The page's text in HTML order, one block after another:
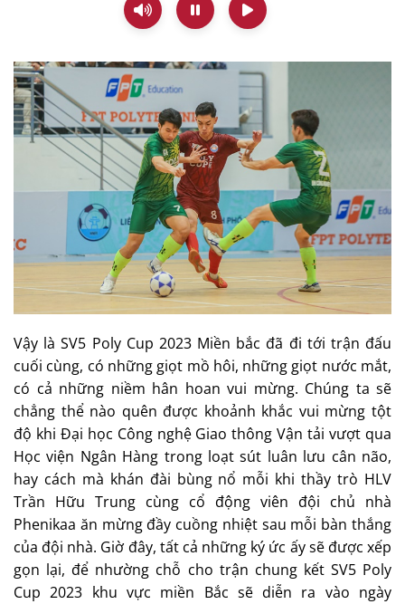
Vậy là SV5 Poly Cup 2023 Miền bắc đã đi tới trận đấu
cuối cùng, có những giọt mồ hôi, những giọt nước mắt,
có cả những niềm hân hoan vui mừng. Chúng ta sẽ
chẳng thể nào quên được khoảnh khắc vui mừng tột
độ khi Đại học Công nghệ Giao thông Vận tải vượt qua
Học viện Ngân Hàng trong loạt sút luân lưu cân não,
hay cách mà khán đài bùng nổ mỗi khi thầy trò HLV
Trần Hữu Trung cùng cổ động viên đội chủ nhà
Phenikaa ăn mừng đầy cuồng nhiệt sau mỗi bàn thắng
của đội nhà. Giờ đây, tất cả những ký ức ấy sẽ được xếp
gọn lại, để nhường chỗ cho trận chung kết SV5 Poly
Cup 2023 khu vực miền Bắc sẽ diễn ra vào ngày